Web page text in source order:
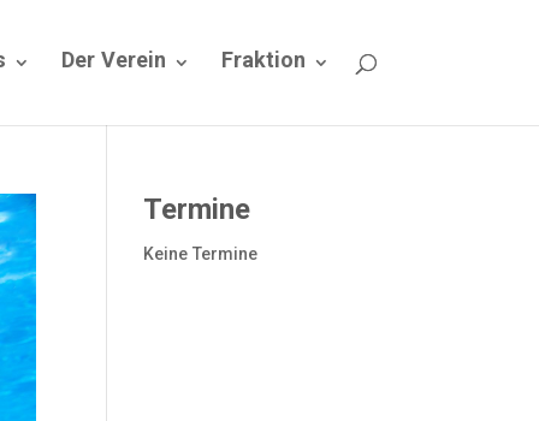
Der Verein Fraktion
Termine
Keine Termine